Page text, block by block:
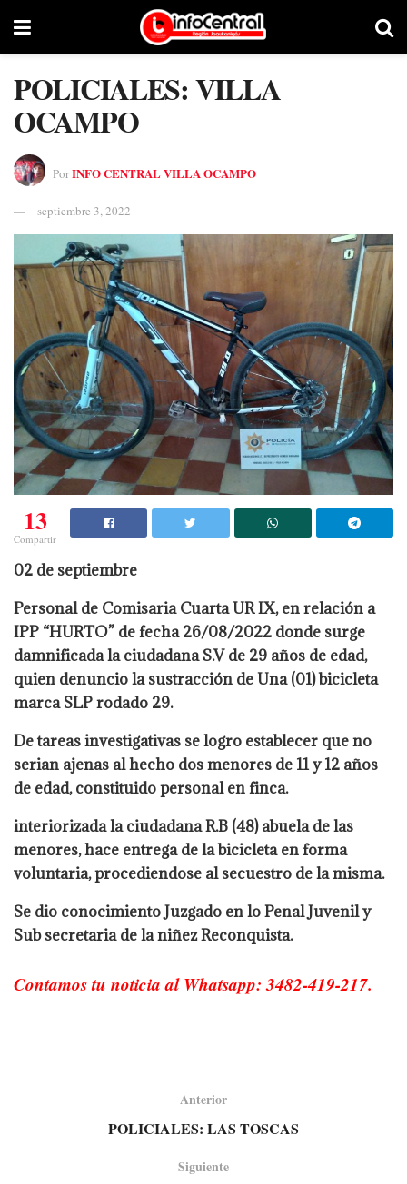
POLICIALES: VILLA
OCAMPO
PorINFO CENTRAL VILLA OCAMPO
septiembre 3, 2022
13
Compartir
02 de septiembre
Personal de Comisaria Cuarta UR IX, en relación a
IPP “HURTO” de fecha 26/08/2022 donde surge
damnificada la ciudadana S.V de 29 años de edad,
quien denuncio la sustracción de Una (01) bicicleta
marca SLP rodado 29.
De tareas investigativas se logro establecer que no
serian ajenas al hecho dos menores de 11 y 12 años
de edad, constituido personal en finca.
interiorizada la ciudadana R.B (48) abuela de las
menores, hace entrega de la bicicleta en forma
voluntaria, procediendose al secuestro de la misma.
Se dio conocimiento Juzgado en lo Penal Juvenil y
Sub secretaria de la niñez Reconquista.
Contamos tu noticia al Whatsapp: 3482-419-217.
Anterior
POLICIALES: LAS TOSCAS
Siguiente